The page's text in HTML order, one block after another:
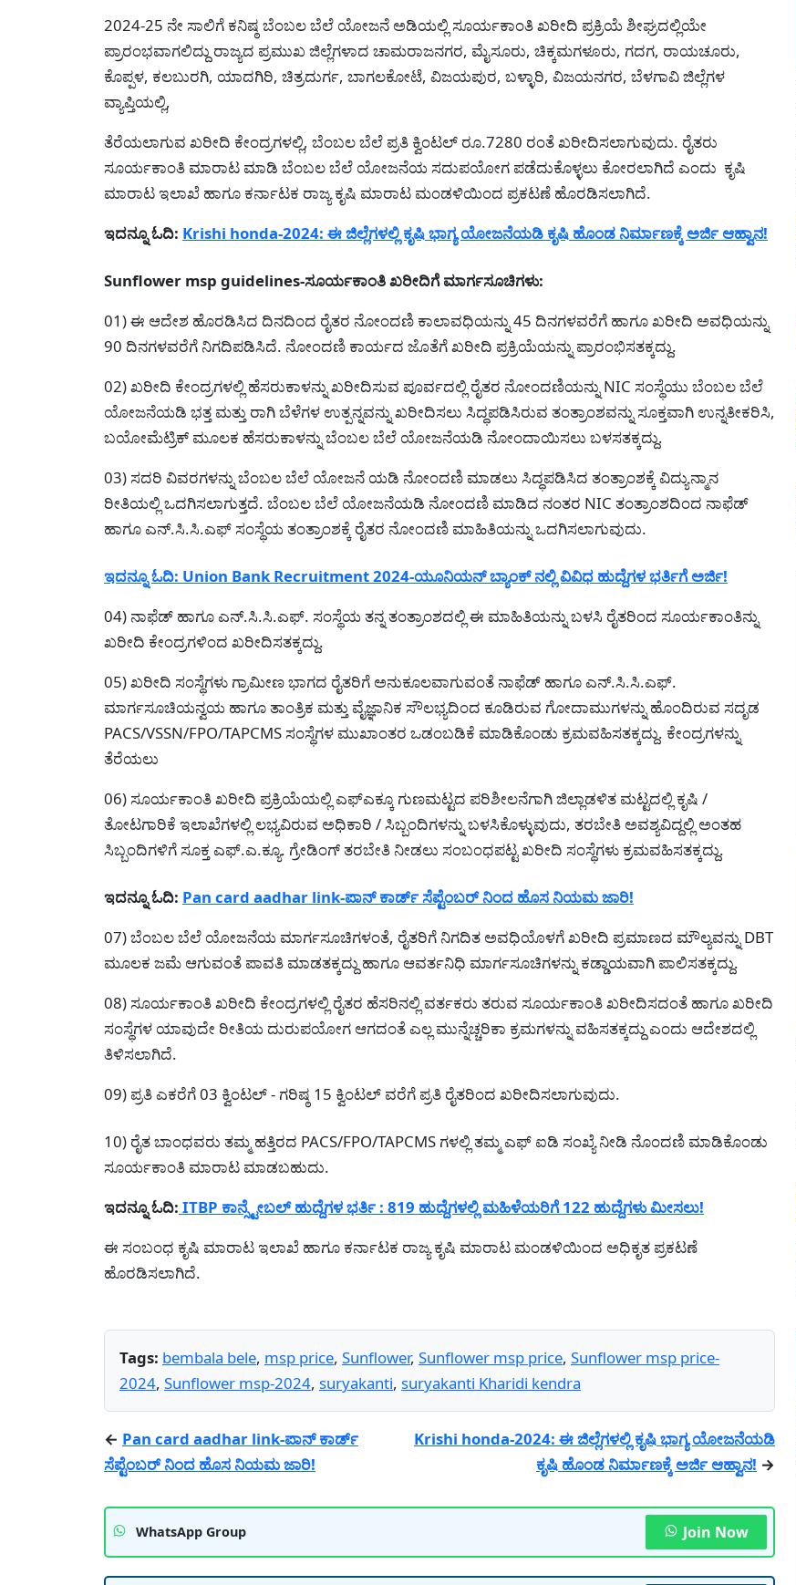
2024-25 ನೇ ಸಾಲಿಗೆ ಕನಿಷ್ಠ ಬೆಂಬಲ ಬೆಲೆ ಯೋಜನೆ ಅಡಿಯಲ್ಲಿ ಸೂರ್ಯಕಾಂತಿ ಖರೀದಿ ಪ್ರಕ್ರಿಯೆ ಶೀಘ್ರದಲ್ಲಿಯೇ
ಪ್ರಾರಂಭವಾಗಲಿದ್ದು ರಾಜ್ಯದ ಪ್ರಮುಖ ಜಿಲ್ಲೆಗಳಾದ ಚಾಮರಾಜನಗರ, ಮೈಸೂರು, ಚಿಕ್ಕಮಗಳೂರು, ಗದಗ, ರಾಯಚೂರು,
ಕೊಪ್ಪಳ, ಕಲಬುರಗಿ, ಯಾದಗಿರಿ, ಚಿತ್ರದುರ್ಗ, ಬಾಗಲಕೋಟೆ, ವಿಜಯಪುರ, ಬಳ್ಳಾರಿ, ವಿಜಯನಗರ, ಬೆಳಗಾವಿ ಜಿಲ್ಲೆಗಳ
ವ್ಯಾಪ್ತಿಯಲ್ಲಿ,
ತೆರೆಯಲಾಗುವ ಖರೀದಿ ಕೇಂದ್ರಗಳಲ್ಲಿ, ಬೆಂಬಲ ಬೆಲೆ ಪ್ರತಿ ಕ್ವಿಂಟಲ್ ರೂ.7280 ರಂತೆ ಖರೀದಿಸಲಾಗುವುದು. ರೈತರು
ಸೂರ್ಯಕಾಂತಿ ಮಾರಾಟ ಮಾಡಿ ಬೆಂಬಲ ಬೆಲೆ ಯೋಜನೆಯ ಸದುಪಯೋಗ ಪಡೆದುಕೊಳ್ಳಲು ಕೋರಲಾಗಿದೆ ಎಂದು ಕೃಷಿ
ಮಾರಾಟ ಇಲಾಖೆ ಹಾಗೂ ಕರ್ನಾಟಕ ರಾಜ್ಯ ಕೃಷಿ ಮಾರಾಟ ಮಂಡಳಿಯಿಂದ ಪ್ರಕಟಣೆ ಹೊರಡಿಸಲಾಗಿದೆ.
ಇದನ್ನೂ ಓದಿ: Krishi honda-2024: ಈ ಜಿಲ್ಲೆಗಳಲ್ಲಿ ಕೃಷಿ ಭಾಗ್ಯ ಯೋಜನೆಯಡಿ ಕೃಷಿ ಹೊಂಡ ನಿರ್ಮಾಣಕ್ಕೆ ಅರ್ಜಿ ಆಹ್ವಾನ!
Sunflower msp guidelines-ಸೂರ್ಯಕಾಂತಿ ಖರೀದಿಗೆ ಮಾರ್ಗಸೂಚಿಗಳು:
01) ಈ ಆದೇಶ ಹೊರಡಿಸಿದ ದಿನದಿಂದ ರೈತರ ನೋಂದಣಿ ಕಾಲಾವಧಿಯನ್ನು 45 ದಿನಗಳವರೆಗೆ ಹಾಗೂ ಖರೀದಿ ಅವಧಿಯನ್ನು
90 ದಿನಗಳವರೆಗೆ ನಿಗದಿಪಡಿಸಿದೆ. ನೋಂದಣಿ ಕಾರ್ಯದ ಜೊತೆಗೆ ಖರೀದಿ ಪ್ರಕ್ರಿಯೆಯನ್ನು ಪ್ರಾರಂಭಿಸತಕ್ಕದ್ದು.
02) ಖರೀದಿ ಕೇಂದ್ರಗಳಲ್ಲಿ ಹೆಸರುಕಾಳನ್ನು ಖರೀದಿಸುವ ಪೂರ್ವದಲ್ಲಿ ರೈತರ ನೋಂದಣಿಯನ್ನು NIC ಸಂಸ್ಥೆಯು ಬೆಂಬಲ ಬೆಲೆ
ಯೋಜನೆಯಡಿ ಭತ್ತ ಮತ್ತು ರಾಗಿ ಬೆಳೆಗಳ ಉತ್ಪನ್ನವನ್ನು ಖರೀದಿಸಲು ಸಿದ್ಧಪಡಿಸಿರುವ ತಂತ್ರಾಂಶವನ್ನು ಸೂಕ್ತವಾಗಿ ಉನ್ನತೀಕರಿಸಿ,
ಬಯೋಮೆಟ್ರಿಕ್ ಮೂಲಕ ಹೆಸರುಕಾಳನ್ನು ಬೆಂಬಲ ಬೆಲೆ ಯೋಜನೆಯಡಿ ನೋಂದಾಯಿಸಲು ಬಳಸತಕ್ಕದ್ದು.
03) ಸದರಿ ವಿವರಗಳನ್ನು ಬೆಂಬಲ ಬೆಲೆ ಯೋಜನೆ ಯಡಿ ನೋಂದಣಿ ಮಾಡಲು ಸಿದ್ಧಪಡಿಸಿದ ತಂತ್ರಾಂಶಕ್ಕೆ ವಿದ್ಯುನ್ಮಾನ
ರೀತಿಯಲ್ಲಿ ಒದಗಿಸಲಾಗುತ್ತದೆ. ಬೆಂಬಲ ಬೆಲೆ ಯೋಜನೆಯಡಿ ನೋಂದಣಿ ಮಾಡಿದ ನಂತರ NIC ತಂತ್ರಾಂಶದಿಂದ ನಾಫೆಡ್
ಹಾಗೂ ಎನ್.ಸಿ.ಸಿ.ಎಫ್ ಸಂಸ್ಥೆಯ ತಂತ್ರಾಂಶಕ್ಕೆ ರೈತರ ನೋಂದಣಿ ಮಾಹಿತಿಯನ್ನು ಒದಗಿಸಲಾಗುವುದು.
ಇದನ್ನೂ ಓದಿ: Union Bank Recruitment 2024-ಯೂನಿಯನ್ ಬ್ಯಾಂಕ್ ನಲ್ಲಿ ವಿವಿಧ ಹುದ್ದೆಗಳ ಭರ್ತಿಗೆ ಅರ್ಜಿ!
04) ನಾಫೆಡ್ ಹಾಗೂ ಎನ್.ಸಿ.ಸಿ.ಎಫ್. ಸಂಸ್ಥೆಯ ತನ್ನ ತಂತ್ರಾಂಶದಲ್ಲಿ ಈ ಮಾಹಿತಿಯನ್ನು ಬಳಸಿ ರೈತರಿಂದ ಸೂರ್ಯಕಾಂತಿನ್ನು
ಖರೀದಿ ಕೇಂದ್ರಗಳಿಂದ ಖರೀದಿಸತಕ್ಕದ್ದು.
05) ಖರೀದಿ ಸಂಸ್ಥೆಗಳು ಗ್ರಾಮೀಣ ಭಾಗದ ರೈತರಿಗೆ ಅನುಕೂಲವಾಗುವಂತೆ ನಾಫೆಡ್ ಹಾಗೂ ಎನ್.ಸಿ.ಸಿ.ಎಫ್.
ಮಾರ್ಗಸೂಚಿಯನ್ವಯ ಹಾಗೂ ತಾಂತ್ರಿಕ ಮತ್ತು ವೈಜ್ಞಾನಿಕ ಸೌಲಭ್ಯದಿಂದ ಕೂಡಿರುವ ಗೋದಾಮುಗಳನ್ನು ಹೊಂದಿರುವ ಸದೃಡ
PACS/VSSN/FPO/TAPCMS ಸಂಸ್ಥೆಗಳ ಮುಖಾಂತರ ಒಡಂಬಡಿಕೆ ಮಾಡಿಕೊಂಡು ಕ್ರಮವಹಿಸತಕ್ಕದ್ದು. ಕೇಂದ್ರಗಳನ್ನು
ತೆರೆಯಲು
06) ಸೂರ್ಯಕಾಂತಿ ಖರೀದಿ ಪ್ರಕ್ರಿಯೆಯಲ್ಲಿ ಎಫ್‌ಎಕ್ಕೂ ಗುಣಮಟ್ಟದ ಪರಿಶೀಲನೆಗಾಗಿ ಜಿಲ್ಲಾಡಳಿತ ಮಟ್ಟದಲ್ಲಿ ಕೃಷಿ /
ತೋಟಗಾರಿಕೆ ಇಲಾಖೆಗಳಲ್ಲಿ ಲಭ್ಯವಿರುವ ಅಧಿಕಾರಿ / ಸಿಬ್ಬಂದಿಗಳನ್ನು ಬಳಸಿಕೊಳ್ಳುವುದು, ತರಬೇತಿ ಅವಶ್ಯವಿದ್ದಲ್ಲಿ ಅಂತಹ
ಸಿಬ್ಬಂದಿಗಳಿಗೆ ಸೂಕ್ತ ಎಫ್.ಎ.ಕ್ಯೂ. ಗ್ರೇಡಿಂಗ್ ತರಬೇತಿ ನೀಡಲು ಸಂಬಂಧಪಟ್ಟ ಖರೀದಿ ಸಂಸ್ಥೆಗಳು ಕ್ರಮವಹಿಸತಕ್ಕದ್ದು.
ಇದನ್ನೂ ಓದಿ: Pan card aadhar link-ಪಾನ್ ಕಾರ್ಡ್ ಸೆಪ್ಟೆಂಬರ್ ನಿಂದ ಹೊಸ ನಿಯಮ ಜಾರಿ!
07) ಬೆಂಬಲ ಬೆಲೆ ಯೋಜನೆಯ ಮಾರ್ಗಸೂಚಿಗಳಂತೆ, ರೈತರಿಗೆ ನಿಗದಿತ ಅವಧಿಯೊಳಗೆ ಖರೀದಿ ಪ್ರಮಾಣದ ಮೌಲ್ಯವನ್ನು DBT
ಮೂಲಕ ಜಮೆ ಆಗುವಂತೆ ಪಾವತಿ ಮಾಡತಕ್ಕದ್ದು ಹಾಗೂ ಆವರ್ತನಿಧಿ ಮಾರ್ಗಸೂಚಿಗಳನ್ನು ಕಡ್ಡಾಯವಾಗಿ ಪಾಲಿಸತಕ್ಕದ್ದು.
08) ಸೂರ್ಯಕಾಂತಿ ಖರೀದಿ ಕೇಂದ್ರಗಳಲ್ಲಿ ರೈತರ ಹೆಸರಿನಲ್ಲಿ ವರ್ತಕರು ತರುವ ಸೂರ್ಯಕಾಂತಿ ಖರೀದಿಸದಂತೆ ಹಾಗೂ ಖರೀದಿ
ಸಂಸ್ಥೆಗಳ ಯಾವುದೇ ರೀತಿಯ ದುರುಪಯೋಗ ಆಗದಂತೆ ಎಲ್ಲ ಮುನ್ನೆಚ್ಚರಿಕಾ ಕ್ರಮಗಳನ್ನು ವಹಿಸತಕ್ಕದ್ದು ಎಂದು ಆದೇಶದಲ್ಲಿ
ತಿಳಿಸಲಾಗಿದೆ.
09) ಪ್ರತಿ ಎಕರೆಗೆ 03 ಕ್ವಿಂಟಲ್ - ಗರಿಷ್ಠ 15 ಕ್ವಿಂಟಲ್ ವರೆಗೆ ಪ್ರತಿ ರೈತರಿಂದ ಖರೀದಿಸಲಾಗುವುದು.
10) ರೈತ ಬಾಂಧವರು ತಮ್ಮ ಹತ್ತಿರದ PACS/FPO/TAPCMS ಗಳಲ್ಲಿ ತಮ್ಮ ಎಫ್‌ ಐಡಿ ಸಂಖ್ಯೆ ನೀಡಿ ನೊಂದಣಿ ಮಾಡಿಕೊಂಡು
ಸೂರ್ಯಕಾಂತಿ ಮಾರಾಟ ಮಾಡಬಹುದು.
ಇದನ್ನೂ ಓದಿ: ITBP ಕಾನ್ಸ್ಟೇಬಲ್ ಹುದ್ದೆಗಳ ಭರ್ತಿ : 819 ಹುದ್ದೆಗಳಲ್ಲಿ ಮಹಿಳೆಯರಿಗೆ 122 ಹುದ್ದೆಗಳು ಮೀಸಲು!
ಈ ಸಂಬಂಧ ಕೃಷಿ ಮಾರಾಟ ಇಲಾಖೆ ಹಾಗೂ ಕರ್ನಾಟಕ ರಾಜ್ಯ ಕೃಷಿ ಮಾರಾಟ ಮಂಡಳಿಯಿಂದ ಅಧಿಕೃತ ಪ್ರಕಟಣೆ
ಹೊರಡಿಸಲಾಗಿದೆ.
Tags: bembala bele, msp price, Sunflower, Sunflower msp price, Sunflower msp price-
2024, Sunflower msp-2024, suryakanti, suryakanti Kharidi kendra
← Pan card aadhar link-ಪಾನ್ ಕಾರ್ಡ್
ಸೆಪ್ಟೆಂಬರ್ ನಿಂದ ಹೊಸ ನಿಯಮ ಜಾರಿ!
Krishi honda-2024: ಈ ಜಿಲ್ಲೆಗಳಲ್ಲಿ ಕೃಷಿ ಭಾಗ್ಯ ಯೋಜನೆಯಡಿ
ಕೃಷಿ ಹೊಂಡ ನಿರ್ಮಾಣಕ್ಕೆ ಅರ್ಜಿ ಆಹ್ವಾನ! →
WhatsApp Group Join Now